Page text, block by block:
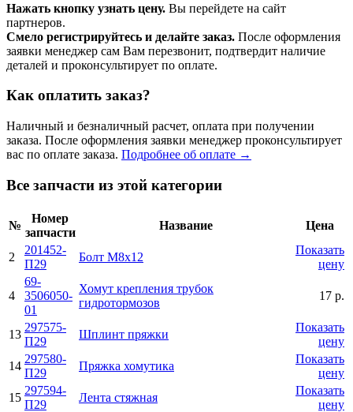
Нажать кнопку узнать цену. Вы перейдете на сайт
партнеров.
Смело регистрируйтесь и делайте заказ. После оформления
заявки менеджер сам Вам перезвонит, подтвердит наличие
деталей и проконсультирует по оплате.
Как оплатить заказ?
Наличный и безналичный расчет, оплата при получении
заказа. После оформления заявки менеджер проконсультирует
вас по оплате заказа. Подробнее об оплате →
Все запчасти из этой категории
№
Номер
запчасти
Название Цена
2
201452-
П29
Болт М8х12
Показать
цену
4
69-
3506050-
01
Хомут крепления трубок
гидротормозов
17 р.
13
297575-
П29
Шплинт пряжки
Показать
цену
14
297580-
П29
Пряжка хомутика
Показать
цену
15
297594-
П29
Лента стяжная
Показать
цену